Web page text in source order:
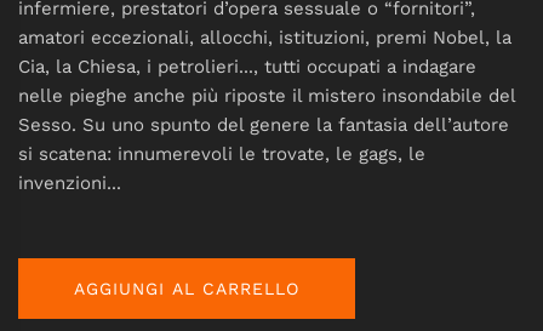
infermiere, prestatori d’opera sessuale o “fornitori”,
amatori eccezionali, allocchi, istituzioni, premi Nobel, la
Cia, la Chiesa, i petrolieri..., tutti occupati a indagare
nelle pieghe anche più riposte il mistero insondabile del
Sesso. Su uno spunto del genere la fantasia dell’autore
si scatena: innumerevoli le trovate, le gags, le
invenzioni...
AGGIUNGI AL CARRELLO